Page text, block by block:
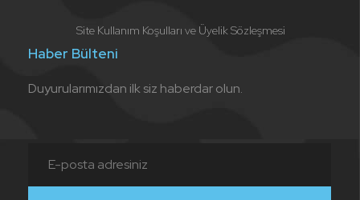
Site Kullanım Koşulları ve Üyelik Sözleşmesi
Haber Bülteni
Duyurularımızdan ilk siz haberdar olun.